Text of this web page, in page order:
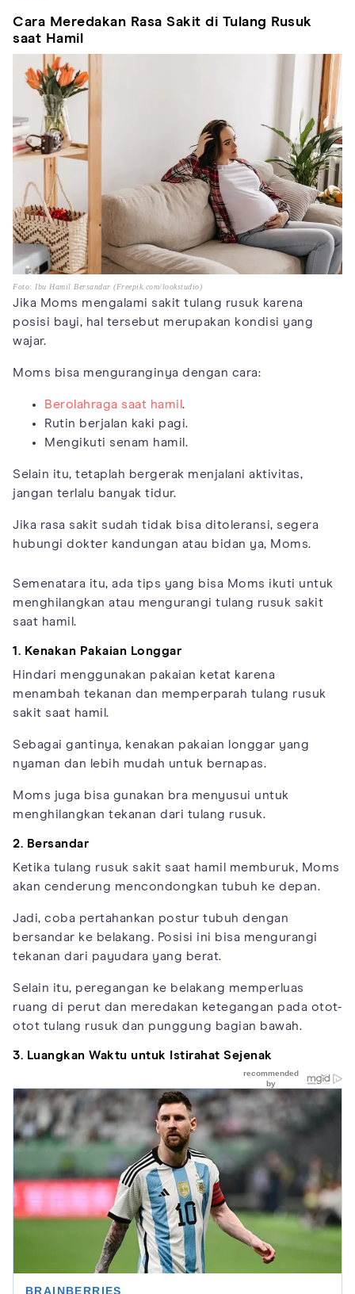
Cara Meredakan Rasa Sakit di Tulang Rusuk
saat Hamil
Foto: Ibu Hamil Bersandar (Freepik.com/lookstudio)
Jika Moms mengalami sakit tulang rusuk karena
posisi bayi, hal tersebut merupakan kondisi yang
wajar.
Moms bisa menguranginya dengan cara:
Berolahraga saat hamil .
Rutin berjalan kaki pagi.
Mengikuti senam hamil.
Selain itu, tetaplah bergerak menjalani aktivitas,
jangan terlalu banyak tidur.
Jika rasa sakit sudah tidak bisa ditoleransi, segera
hubungi dokter kandungan atau bidan ya, Moms.
Semenatara itu, ada tips yang bisa Moms ikuti untuk
menghilangkan atau mengurangi tulang rusuk sakit
saat hamil.
1. Kenakan Pakaian Longgar
Hindari menggunakan pakaian ketat karena
menambah tekanan dan memperparah tulang rusuk
sakit saat hamil.
Sebagai gantinya, kenakan pakaian longgar yang
nyaman dan lebih mudah untuk bernapas.
Moms juga bisa gunakan bra menyusui untuk
menghilangkan tekanan dari tulang rusuk.
2. Bersandar
Ketika tulang rusuk sakit saat hamil memburuk, Moms
akan cenderung mencondongkan tubuh ke depan.
Jadi, coba pertahankan postur tubuh dengan
bersandar ke belakang. Posisi ini bisa mengurangi
tekanan dari payudara yang berat.
Selain itu, peregangan ke belakang memperluas
ruang di perut dan meredakan ketegangan pada otot-
otot tulang rusuk dan punggung bagian bawah.
3. Luangkan Waktu untuk Istirahat Sejenak